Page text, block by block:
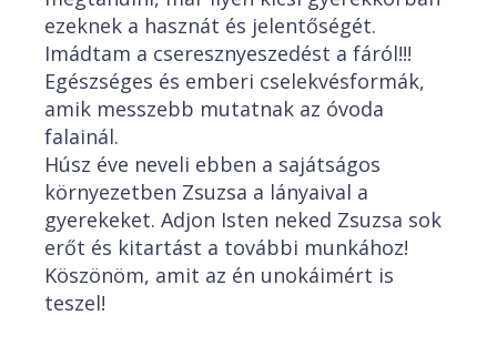
ezeknek a hasznát és jelentőségét.
Imádtam a cseresznyeszedést a fáról!!!
Egészséges és emberi cselekvésformák,
amik messzebb mutatnak az óvoda
falainál.
Húsz éve neveli ebben a sajátságos
környezetben Zsuzsa a lányaival a
gyerekeket. Adjon Isten neked Zsuzsa sok
erőt és kitartást a további munkához!
Köszönöm, amit az én unokáimért is
teszel!